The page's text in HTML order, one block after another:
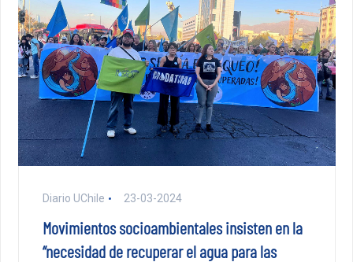
Diario UChile 23-03-2024
Movimientos socioambientales insisten en la
“necesidad de recuperar el agua para las